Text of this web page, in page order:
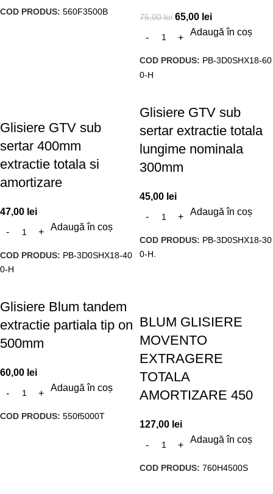
COD PRODUS: 560F3500B
75,00lei 65,00 lei
Adaugă în coș
COD PRODUS: PB-3D0SHX18-60
0-H
Glisiere GTV sub
sertar 400mm
extractie totala si
amortizare
47,00 lei
Adaugă în coș
COD PRODUS: PB-3D0SHX18-40
0-H
Glisiere GTV sub
sertar extractie totala
lungime nominala
300mm
45,00 lei
Adaugă în coș
COD PRODUS: PB-3D0SHX18-30
0-H.
Glisiere Blum tandem
extractie partiala tip on
500mm
60,00 lei
Adaugă în coș
COD PRODUS: 550f5000T
BLUM GLISIERE
MOVENTO
EXTRAGERE
TOTALA
AMORTIZARE 450
127,00 lei
Adaugă în coș
COD PRODUS: 760H4500S